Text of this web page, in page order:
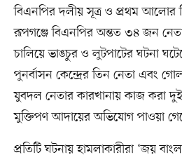
বিএনপির দলীয় সূত্র ও প্রথম আলোর
রূপগঞ্জে বিএনপির অন্তত ৩৪ জন
চালিয়ে ভাঙচুর ও লুটপাটের ঘটনা
পুনর্বাসন কেন্দ্রের তিন নেতা এবং
যুবদল নেতার কারখানায় কাজ করা
মুক্তিপণ আদায়ের অভিযোগ পাওয়া
প্রতিটি ঘটনায় হামলাকারীরা ‘জয়